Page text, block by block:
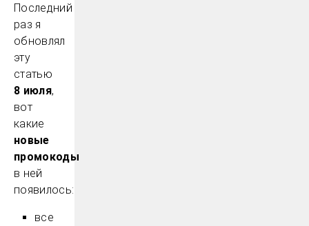
Последний
раз я
обновлял
эту
статью
8 июля,
вот
какие
новые
промокоды
в ней
появилось:
все